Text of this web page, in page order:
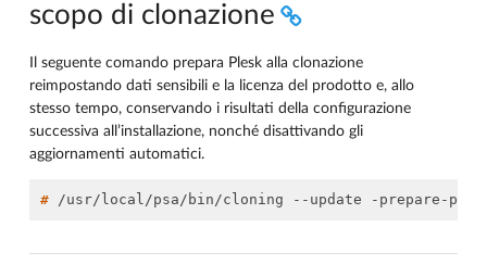
scopo di clonazione
Il seguente comando prepara Plesk alla clonazione
reimpostando dati sensibili e la licenza del prodotto e, allo
stesso tempo, conservando i risultati della configurazione
successiva all’installazione, nonché disattivando gli
aggiornamenti automatici.
# /usr/local/psa/bin/cloning --update -prepare-